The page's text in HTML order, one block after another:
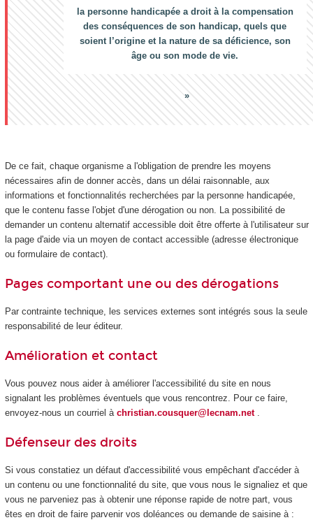
la personne handicapée a droit à la compensation
des conséquences de son handicap, quels que
soient l’origine et la nature de sa déficience, son
âge ou son mode de vie.
De ce fait, chaque organisme a l'obligation de prendre les moyens
nécessaires afin de donner accès, dans un délai raisonnable, aux
informations et fonctionnalités recherchées par la personne handicapée,
que le contenu fasse l'objet d'une dérogation ou non. La possibilité de
demander un contenu alternatif accessible doit être offerte à l'utilisateur sur
la page d'aide via un moyen de contact accessible (adresse électronique
ou formulaire de contact).
Pages comportant une ou des dérogations
Par contrainte technique, les services externes sont intégrés sous la seule
responsabilité de leur éditeur.
Amélioration et contact
Vous pouvez nous aider à améliorer l'accessibilité du site en nous
signalant les problèmes éventuels que vous rencontrez. Pour ce faire,
envoyez-nous un courriel à christian.cousquer@lecnam.net
Défenseur des droits
Si vous constatiez un défaut d'accessibilité vous empêchant d'accéder à
un contenu ou une fonctionnalité du site, que vous nous le signaliez et que
vous ne parveniez pas à obtenir une réponse rapide de notre part, vous
êtes en droit de faire parvenir vos doléances ou demande de saisine à :